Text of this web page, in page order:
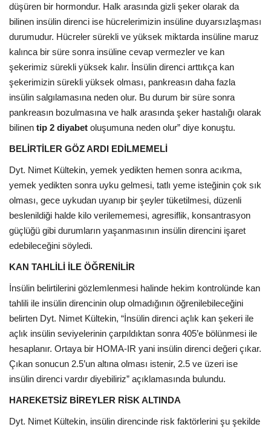
düşüren bir hormondur. Halk arasında gizli şeker olarak da
bilinen insülin direnci ise hücrelerimizin insüline duyarsızlaşması
durumudur. Hücreler sürekli ve yüksek miktarda insüline maruz
kalınca bir süre sonra insüline cevap vermezler ve kan
şekerimiz sürekli yüksek kalır. İnsülin direnci arttıkça kan
şekerimizin sürekli yüksek olması, pankreasın daha fazla
insülin salgılamasına neden olur. Bu durum bir süre sonra
pankreasın bozulmasına ve halk arasında şeker hastalığı olarak
bilinen tip 2 diyabet oluşumuna neden olur” diye konuştu.
BELİRTİLER GÖZ ARDI EDİLMEMELİ
Dyt. Nimet Kültekin, yemek yedikten hemen sonra acıkma,
yemek yedikten sonra uyku gelmesi, tatlı yeme isteğinin çok sık
olması, gece uykudan uyanıp bir şeyler tüketilmesi, düzenli
beslenildiği halde kilo verilememesi, agresiflik, konsantrasyon
güçlüğü gibi durumların yaşanmasının insülin direncini işaret
edebileceğini söyledi.
KAN TAHLİLİ İLE ÖĞRENİLİR
İnsülin belirtilerini gözlemlenmesi halinde hekim kontrolünde kan
tahlili ile insülin direncinin olup olmadığının öğrenilebileceğini
belirten Dyt. Nimet Kültekin, “İnsülin direnci açlık kan şekeri ile
açlık insülin seviyelerinin çarpıldıktan sonra 405’e bölünmesi ile
hesaplanır. Ortaya bir HOMA-IR yani insülin direnci değeri çıkar.
Çıkan sonucun 2.5’un altına olması istenir, 2.5 ve üzeri ise
insülin direnci vardır diyebiliriz” açıklamasında bulundu.
HAREKETSİZ BİREYLER RİSK ALTINDA
Dyt. Nimet Kültekin, insülin direncinde risk faktörlerini şu şekilde